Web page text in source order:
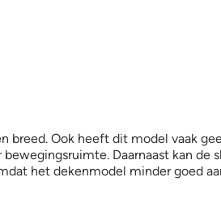
breed. Ook heeft dit model vaak
Daarnaast kan de
het dekenmodel minder goed